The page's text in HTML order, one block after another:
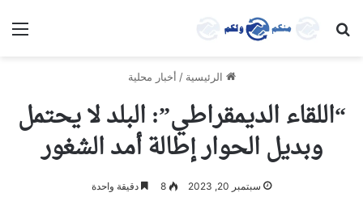
بحث عن
الرئيسية / أخبار محلية
“اللقاء الديمقراطي”: البلد لا يحتمل
وبديل الحوار إطالة أمد الشغور
سبتمبر 20, 2023 8 دقيقة واحدة